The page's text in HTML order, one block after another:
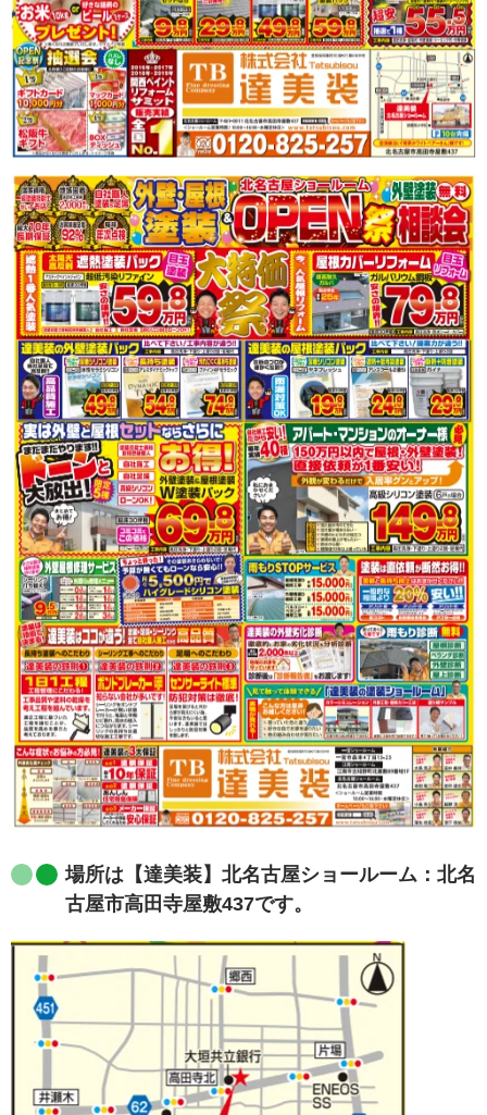
場所は【達美装】北名古屋ショールーム：北名
古屋市高田寺屋敷437です。